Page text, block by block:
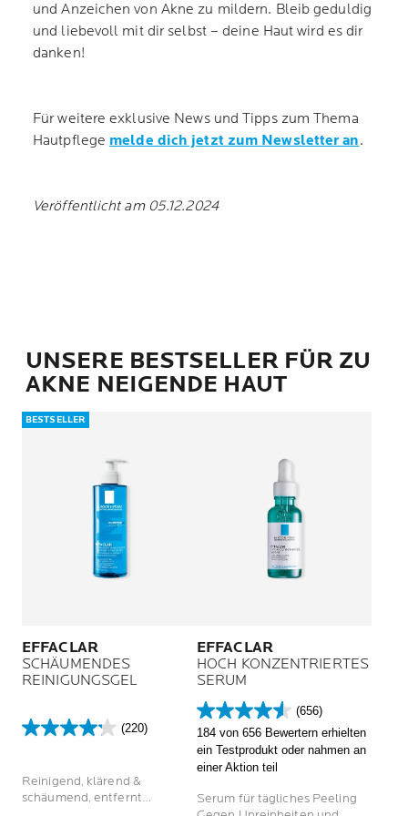
und Anzeichen von Akne zu mildern. Bleib geduldig
und liebevoll mit dir selbst – deine Haut wird es dir
danken!
Für weitere exklusive News und Tipps zum Thema
Hautpflege melde dich jetzt zum Newsletter an.
Veröffentlicht am 05.12.2024
UNSERE BESTSELLER FÜR ZU
AKNE NEIGENDE HAUT
BESTSELLER
EFFACLAR
SCHÄUMENDES
REINIGUNGSGEL
(220)
4.2
Sternen.
220
Reinigend, klärend &
schäumend, entfernt
EFFACLAR
HOCH KONZENTRIERTES
SERUM
(656)
4.5
von
5
Sternen.
Bewertungen
184 von 656 Bewertern erhielten
ein Testprodukt oder nahmen an
einer Aktion teil
Serum für tägliches Peeling